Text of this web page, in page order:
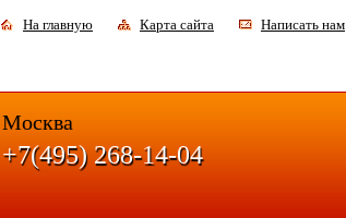
На главную Карта сайта Написать нам
Москва
+7(495) 268-14-04